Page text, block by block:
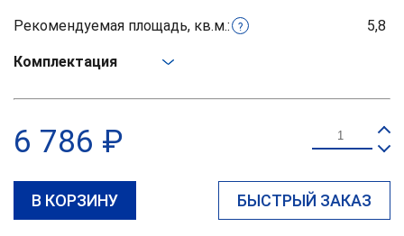
Рекомендуемая площадь, кв.м.: ? 5,8
Комплектация
6 786 ₽
В КОРЗИНУ БЫСТРЫЙ ЗАКАЗ